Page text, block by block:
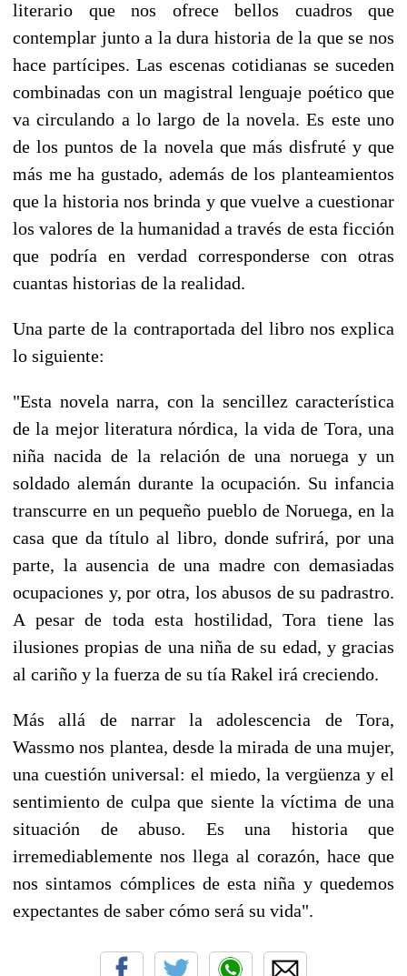
literario que nos ofrece bellos cuadros que
contemplar junto a la dura historia de la que se nos
hace partícipes. Las escenas cotidianas se suceden
combinadas con un magistral lenguaje poético que
va circulando a lo largo de la novela. Es este uno
de los puntos de la novela que más disfruté y que
más me ha gustado, además de los planteamientos
que la historia nos brinda y que vuelve a cuestionar
los valores de la humanidad a través de esta ficción
que podría en verdad corresponderse con otras
cuantas historias de la realidad.
Una parte de la contraportada del libro nos explica
lo siguiente:
"Esta novela narra, con la sencillez característica
de la mejor literatura nórdica, la vida de Tora, una
niña nacida de la relación de una noruega y un
soldado alemán durante la ocupación. Su infancia
transcurre en un pequeño pueblo de Noruega, en la
casa que da título al libro, donde sufrirá, por una
parte, la ausencia de una madre con demasiadas
ocupaciones y, por otra, los abusos de su padrastro.
A pesar de toda esta hostilidad, Tora tiene las
ilusiones propias de una niña de su edad, y gracias
al cariño y la fuerza de su tía Rakel irá creciendo.
Más allá de narrar la adolescencia de Tora,
Wassmo nos plantea, desde la mirada de una mujer,
una cuestión universal: el miedo, la vergüenza y el
sentimiento de culpa que siente la víctima de una
situación de abuso. Es una historia que
irremediablemente nos llega al corazón, hace que
nos sintamos cómplices de esta niña y quedemos
expectantes de saber cómo será su vida".